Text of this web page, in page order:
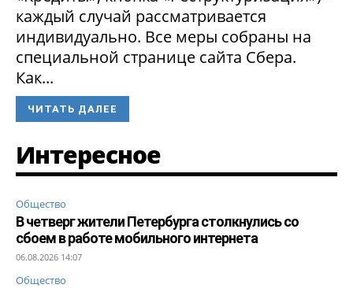
каждый случай рассматривается
индивидуально. Все меры собраны на
специальной странице сайта Сбера.
Как...
ЧИТАТЬ ДАЛЕЕ
Интересное
Общество
В четверг жители Петербурга столкнулись со
сбоем в работе мобильного интернета
06.08.2026 14:07
Общество